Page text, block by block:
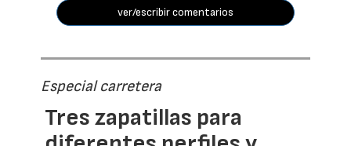
ver/escribir comentarios
Especial carretera
Tres zapatillas para